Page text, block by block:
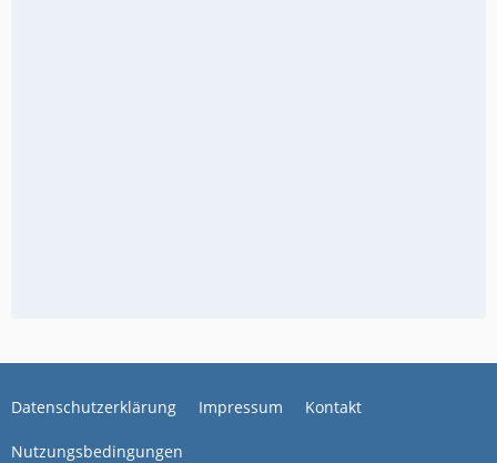
Datenschutzerklärung Impressum Kontakt
Nutzungsbedingungen